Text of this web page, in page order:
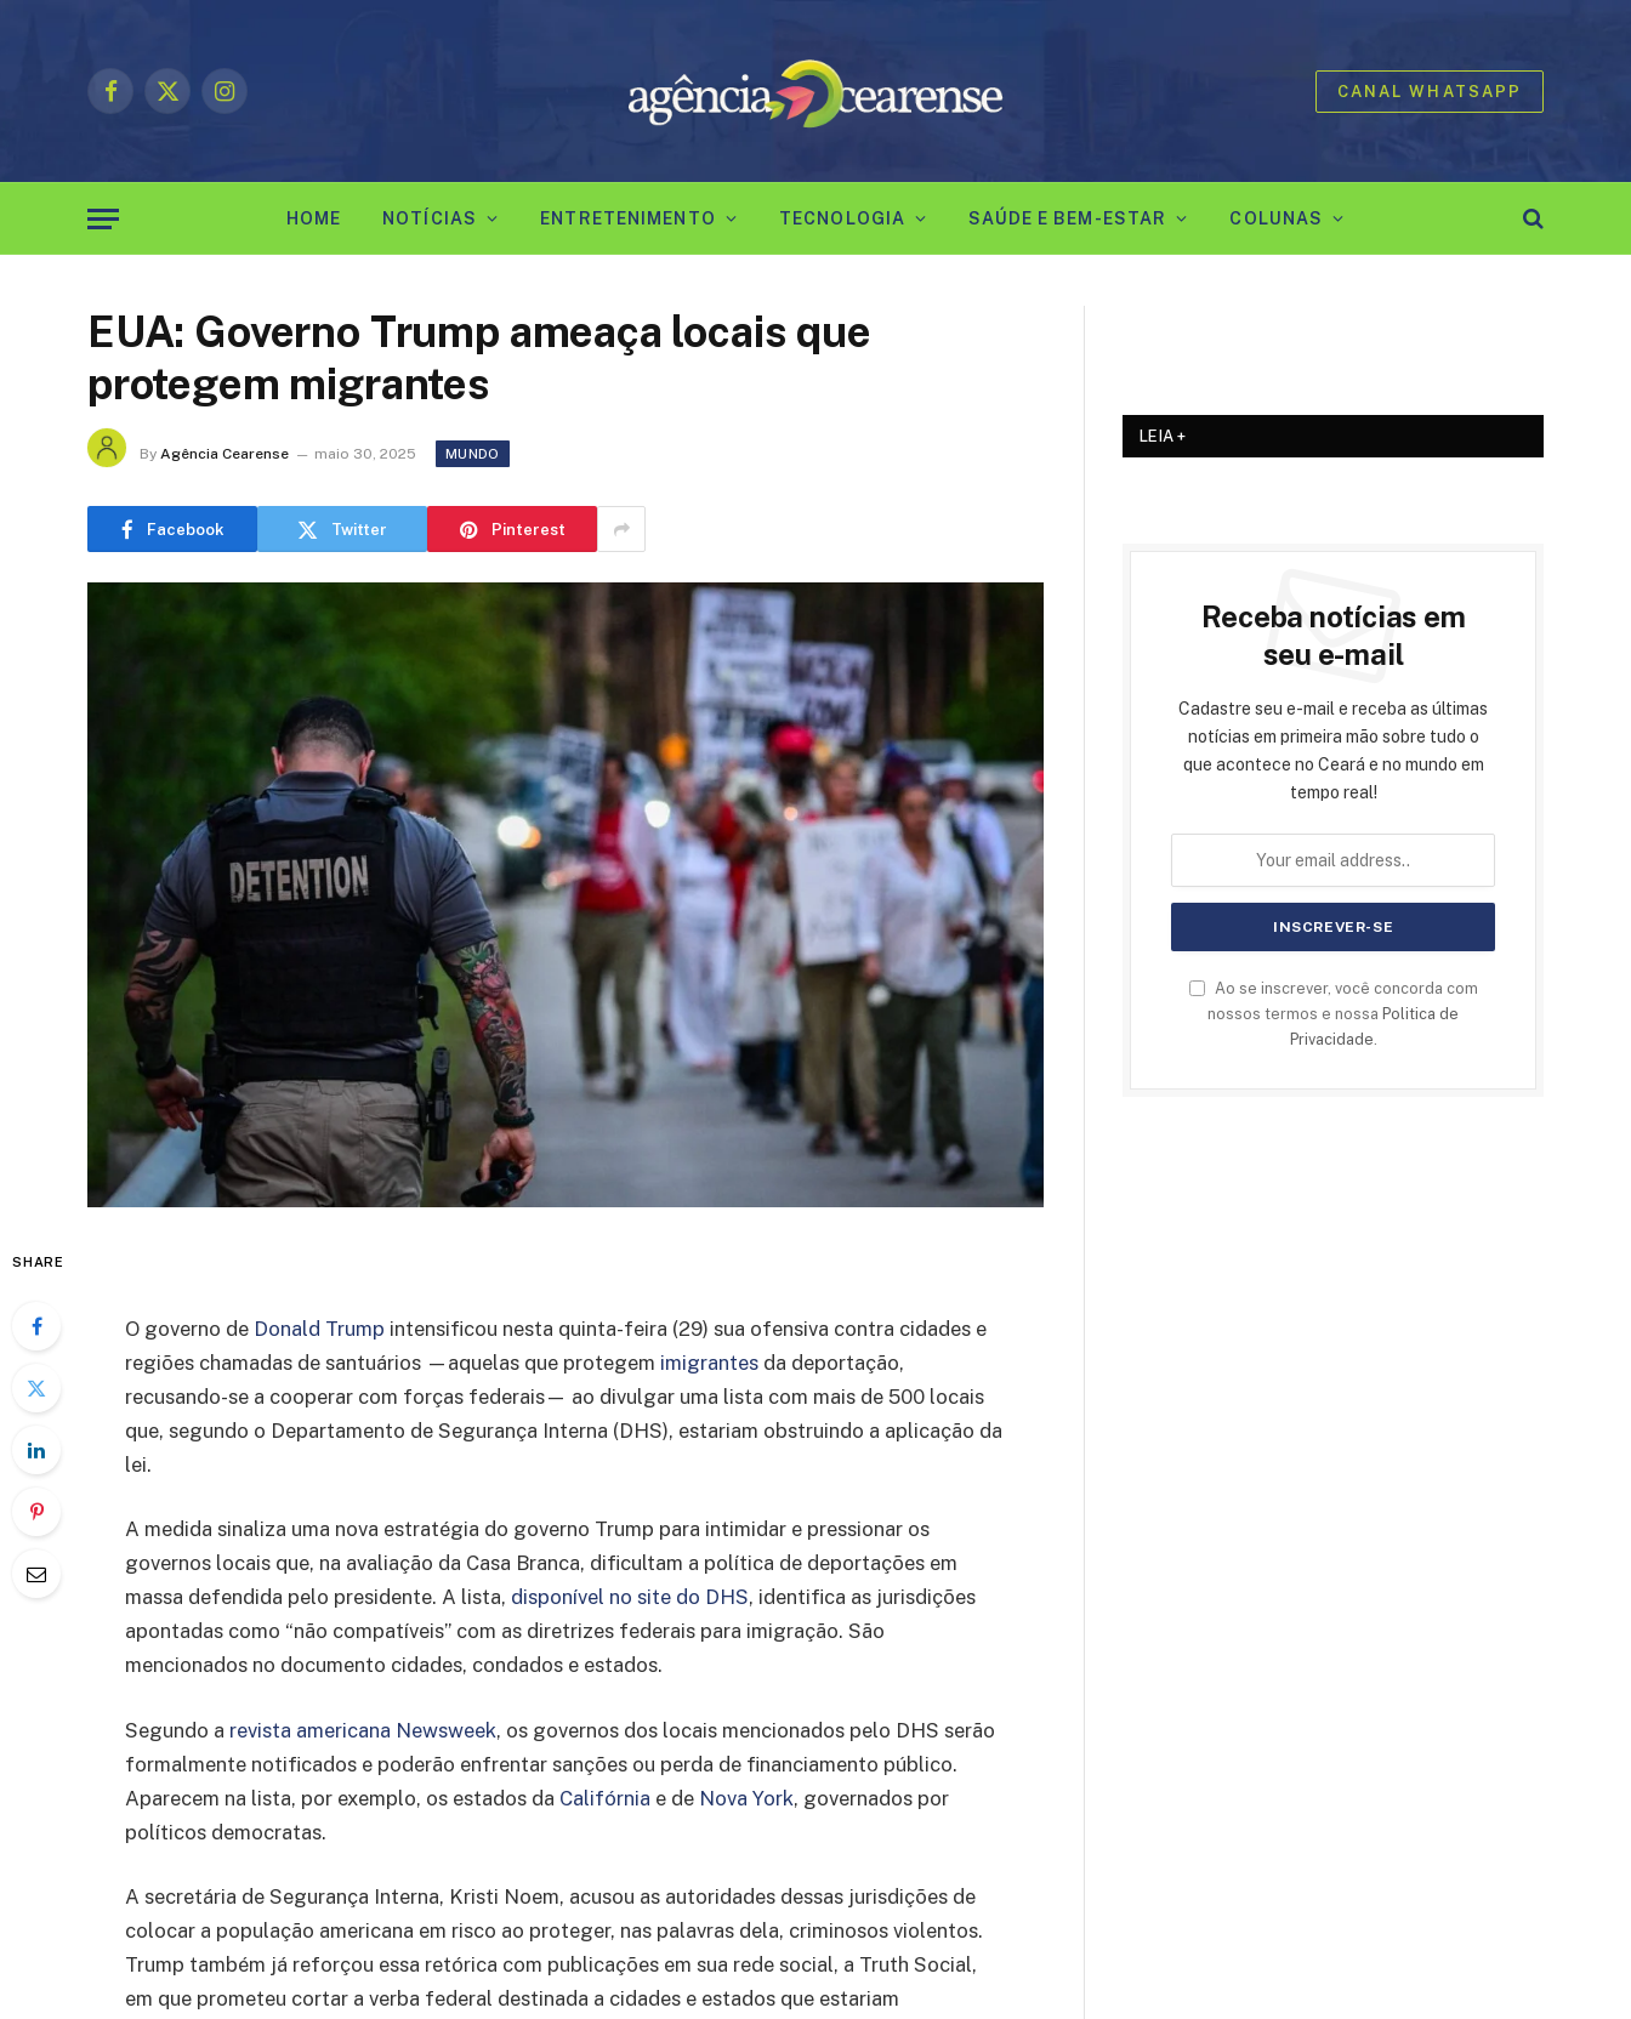
Facebook
X
Instagram
CANAL WHATSAPP
HOME NOTÍCIAS ENTRETENIMENTO TECNOLOGIA SAÚDE E BEM-ESTAR COLUNAS
EUA: Governo Trump ameaça locais que
protegem migrantes
By Agência Cearense maio 30, 2025 MUNDO
Facebook Twitter Pinterest
SHARE
O governo de Donald Trump intensificou nesta quinta-feira (29) sua ofensiva contra cidades e
regiões chamadas de santuários —aquelas que protegem imigrantes da deportação,
recusando-se a cooperar com forças federais— ao divulgar uma lista com mais de 500 locais
que, segundo o Departamento de Segurança Interna (DHS), estariam obstruindo a aplicação da
lei.
A medida sinaliza uma nova estratégia do governo Trump para intimidar e pressionar os
governos locais que, na avaliação da Casa Branca, dificultam a política de deportações em
massa defendida pelo presidente. A lista, disponível no site do DHS, identifica as jurisdições
apontadas como “não compatíveis” com as diretrizes federais para imigração. São
mencionados no documento cidades, condados e estados.
Segundo a revista americana Newsweek, os governos dos locais mencionados pelo DHS serão
formalmente notificados e poderão enfrentar sanções ou perda de financiamento público.
Aparecem na lista, por exemplo, os estados da Califórnia e de Nova York, governados por
políticos democratas.
A secretária de Segurança Interna, Kristi Noem, acusou as autoridades dessas jurisdições de
colocar a população americana em risco ao proteger, nas palavras dela, criminosos violentos.
Trump também já reforçou essa retórica com publicações em sua rede social, a Truth Social,
em que prometeu cortar a verba federal destinada a cidades e estados que estariam
LEIA +
Receba notícias em
seu e-mail
Cadastre seu e-mail e receba as últimas
notícias em primeira mão sobre tudo o
que acontece no Ceará e no mundo em
tempo real!
Ao se inscrever, você concorda com
nossos termos e nossa Politica de
Privacidade.